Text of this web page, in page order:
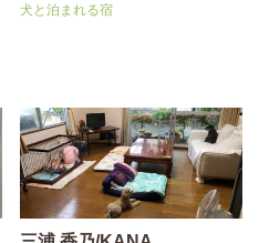
犬と泊まれる宿